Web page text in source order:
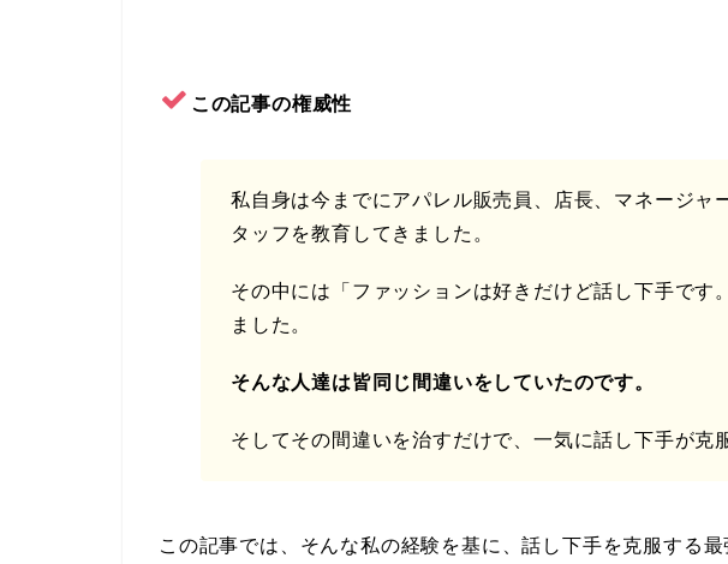
この記事の権威性
私自身は今までにアパレル販売員、店長、マネージャ
タッフを教育してきました。
その中には「ファッションは好きだけど話し下手です
ました。
そんな人達は皆同じ間違いをしていたのです。
そしてその間違いを治すだけで、一気に話し下手が克
この記事では、そんな私の経験を基に、話し下手を克服する最